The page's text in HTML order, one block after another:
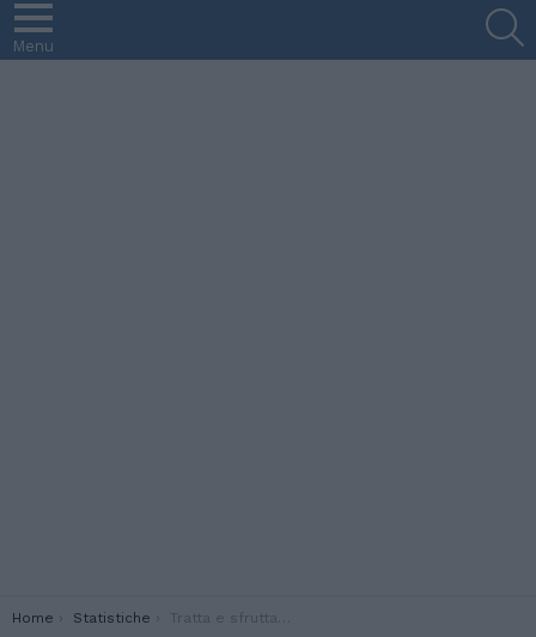
Menu
You are here:
Home Statistiche Tratta e sfruttamento. Save the Children: “2400 vittime in Italia”